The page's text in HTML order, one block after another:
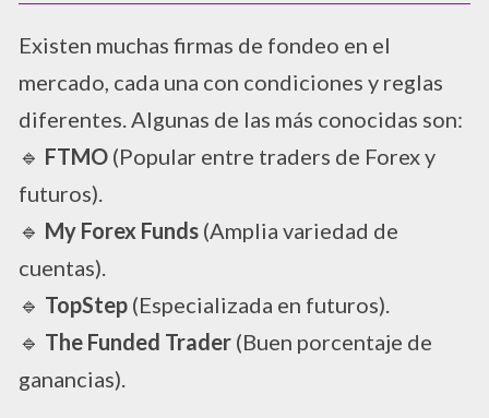
Existen muchas firmas de fondeo en el
mercado, cada una con condiciones y reglas
diferentes. Algunas de las más conocidas son:
🔹 FTMO (Popular entre traders de Forex y
futuros).
🔹 My Forex Funds (Amplia variedad de
cuentas).
🔹 TopStep (Especializada en futuros).
🔹 The Funded Trader (Buen porcentaje de
ganancias).